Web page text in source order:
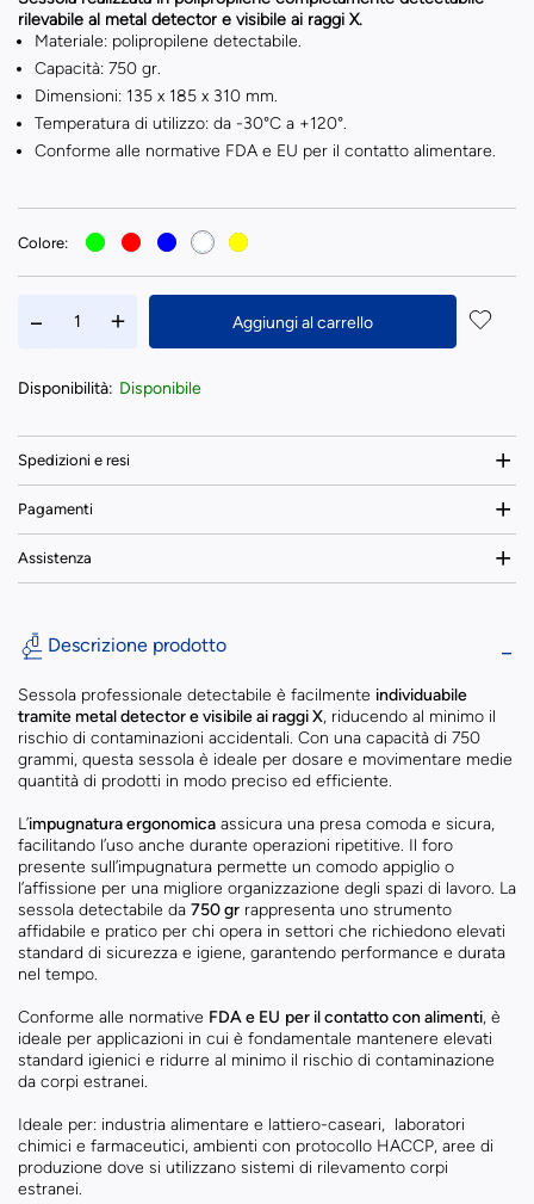
rilevabile al metal detector e visibile ai raggi X.
Materiale: polipropilene detectabile.
Capacità: 750 gr.
Dimensioni: 135 x 185 x 310 mm.
Temperatura di utilizzo: da -30°C a +120°.
Conforme alle normative FDA e EU per il contatto alimentare.
Colore:
Aggiungi al carrello
Disponibilità: Disponibile
Spedizioni e resi
Pagamenti
Assistenza
Descrizione prodotto
Sessola professionale detectabile è facilmente individuabile
tramite metal detector e visibile ai raggi X, riducendo al minimo il
rischio di contaminazioni accidentali. Con una capacità di 750
grammi, questa sessola è ideale per dosare e movimentare medie
quantità di prodotti in modo preciso ed efficiente.
L’impugnatura ergonomica assicura una presa comoda e sicura,
facilitando l’uso anche durante operazioni ripetitive. Il foro
presente sull’impugnatura permette un comodo appiglio o
l’affissione per una migliore organizzazione degli spazi di lavoro. La
sessola detectabile da 750 gr rappresenta uno strumento
affidabile e pratico per chi opera in settori che richiedono elevati
standard di sicurezza e igiene, garantendo performance e durata
nel tempo.
Conforme alle normative FDA e EU per il contatto con alimenti, è
ideale per applicazioni in cui è fondamentale mantenere elevati
standard igienici e ridurre al minimo il rischio di contaminazione
da corpi estranei.
Ideale per: industria alimentare e lattiero-caseari, laboratori
chimici e farmaceutici, ambienti con protocollo HACCP, aree di
produzione dove si utilizzano sistemi di rilevamento corpi
estranei.